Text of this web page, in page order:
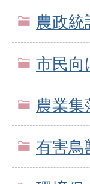
農政統
市民向
農業集
有害鳥